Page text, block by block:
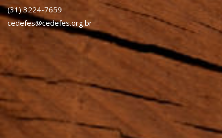
(31) 3224-7659
cedefes@cedefes.org.br